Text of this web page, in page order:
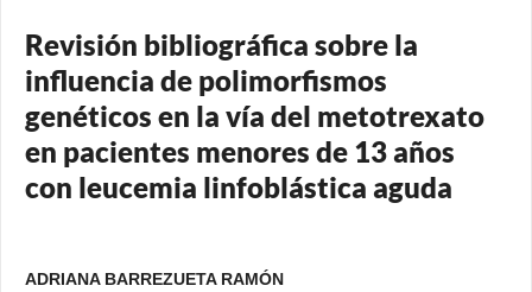
Revisión bibliográfica sobre la
influencia de polimorfismos
genéticos en la vía del metotrexato
en pacientes menores de 13 años
con leucemia linfoblástica aguda
ADRIANA BARREZUETA RAMÓN